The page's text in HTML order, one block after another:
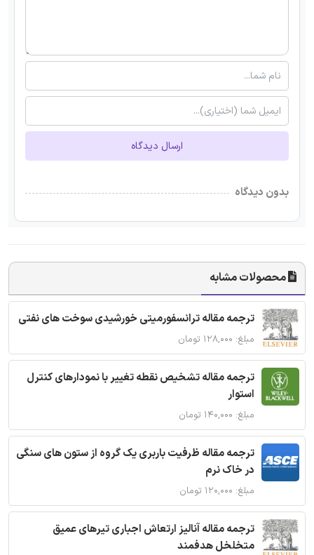
ارسال دیدگاه
بدون دیدگاه
محصولات مشابه
ترجمه مقاله ترانسفورمیتی خورشیدی سوخت های نفتی
مبلغ: ۱۲۸,۰۰۰ تومان
ترجمه مقاله تشخیص نقطه تغییر با نمودارهای کنترل
استوار
مبلغ: ۱۴۰,۰۰۰ تومان
ترجمه مقاله ظرفیت باربری یک گروه از ستون های سنگی
در خاک نرم
مبلغ: ۱۲۰,۰۰۰ تومان
ترجمه مقاله آنالیز ارتعاش اجباری تیرهای عمیق
متخلخل هدفمند